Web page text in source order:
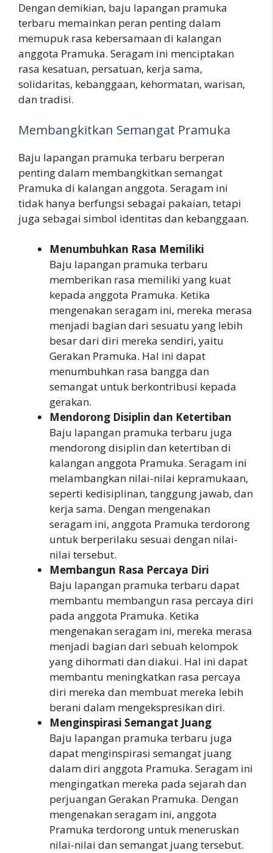
Dengan demikian, baju lapangan pramuka
terbaru memainkan peran penting dalam
memupuk rasa kebersamaan di kalangan
anggota Pramuka. Seragam ini menciptakan
rasa kesatuan, persatuan, kerja sama,
solidaritas, kebanggaan, kehormatan, warisan,
dan tradisi.
Membangkitkan Semangat Pramuka
Baju lapangan pramuka terbaru berperan
penting dalam membangkitkan semangat
Pramuka di kalangan anggota. Seragam ini
tidak hanya berfungsi sebagai pakaian, tetapi
juga sebagai simbol identitas dan kebanggaan.
Menumbuhkan Rasa Memiliki
Baju lapangan pramuka terbaru
memberikan rasa memiliki yang kuat
kepada anggota Pramuka. Ketika
mengenakan seragam ini, mereka merasa
menjadi bagian dari sesuatu yang lebih
besar dari diri mereka sendiri, yaitu
Gerakan Pramuka. Hal ini dapat
menumbuhkan rasa bangga dan
semangat untuk berkontribusi kepada
gerakan.
Mendorong Disiplin dan Ketertiban
Baju lapangan pramuka terbaru juga
mendorong disiplin dan ketertiban di
kalangan anggota Pramuka. Seragam ini
melambangkan nilai-nilai kepramukaan,
seperti kedisiplinan, tanggung jawab, dan
kerja sama. Dengan mengenakan
seragam ini, anggota Pramuka terdorong
untuk berperilaku sesuai dengan nilai-
nilai tersebut.
Membangun Rasa Percaya Diri
Baju lapangan pramuka terbaru dapat
membantu membangun rasa percaya diri
pada anggota Pramuka. Ketika
mengenakan seragam ini, mereka merasa
menjadi bagian dari sebuah kelompok
yang dihormati dan diakui. Hal ini dapat
membantu meningkatkan rasa percaya
diri mereka dan membuat mereka lebih
berani dalam mengekspresikan diri.
Menginspirasi Semangat Juang
Baju lapangan pramuka terbaru juga
dapat menginspirasi semangat juang
dalam diri anggota Pramuka. Seragam ini
mengingatkan mereka pada sejarah dan
perjuangan Gerakan Pramuka. Dengan
mengenakan seragam ini, anggota
Pramuka terdorong untuk meneruskan
nilai-nilai dan semangat juang tersebut.